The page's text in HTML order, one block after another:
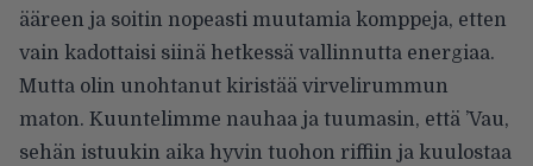
ääreen ja soitin nopeasti muutamia komppeja, etten
vain kadottaisi siinä hetkessä vallinnutta energiaa.
Mutta olin unohtanut kiristää virvelirummun
maton. Kuuntelimme nauhaa ja tuumasin, että ’Vau,
sehän istuukin aika hyvin tuohon riffiin ja kuulostaa